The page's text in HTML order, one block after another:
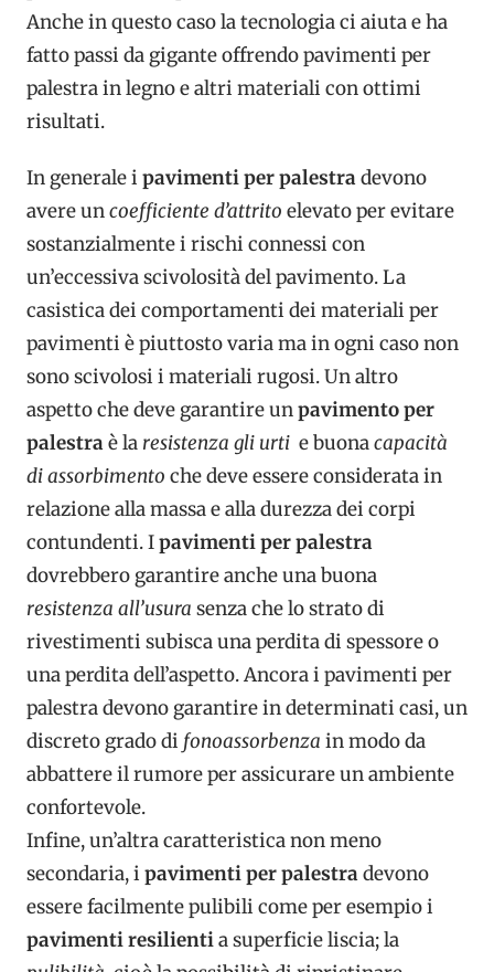
Anche in questo caso la tecnologia ci aiuta e ha
fatto passi da gigante offrendo pavimenti per
palestra in legno e altri materiali con ottimi
risultati.
In generale i pavimenti per palestradevono
avere uncoefficiente d’attrito elevato per evitare
sostanzialmente i rischi connessi con
un’eccessiva scivolosità del pavimento. La
casistica dei comportamenti dei materiali per
pavimenti è piuttosto varia ma in ogni caso non
sono scivolosi i materiali rugosi. Un altro
aspetto che deve garantire unpavimento per
palestraè la resistenza gli urti e buonacapacità
di assorbimento che deve essere considerata in
relazione alla massa e alla durezza dei corpi
contundenti. Ipavimenti per palestra
dovrebbero garantire anche una buona
resistenza all’usura senza che lo strato di
rivestimenti subisca una perdita di spessore o
una perdita dell’aspetto. Ancora i pavimenti per
palestra devono garantire in determinati casi, un
discreto grado di fonoassorbenza in modo da
abbattere il rumore per assicurare un ambiente
confortevole.
Infine, un’altra caratteristica non meno
secondaria, i pavimenti per palestradevono
essere facilmente pulibili come per esempio i
pavimenti resilientia superficie liscia; la